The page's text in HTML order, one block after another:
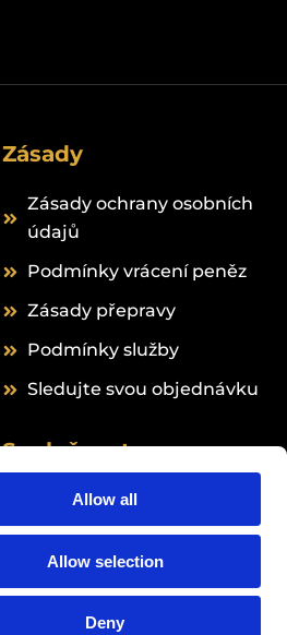
Allow all
Allow selection
Deny
Zásady
Zásady ochrany osobních
údajů
Podmínky vrácení peněz
Zásady přepravy
Podmínky služby
Sledujte svou objednávku
Společnost
Grail Formula B.V.
Hingenderstraat 39
6111 AB Sint Joost